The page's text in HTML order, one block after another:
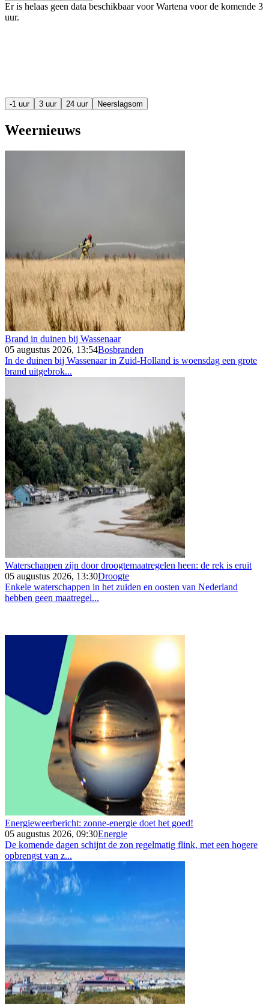
Er is helaas geen data beschikbaar voor Wartena voor de komende 3
uur.
-1 uur 3 uur 24 uur Neerslagsom
Weernieuws
Brand in duinen bij Wassenaar
05 augustus 2026, 13:54Bosbranden
In de duinen bij Wassenaar in Zuid-Holland is woensdag een grote
brand uitgebrok...
Waterschappen zijn door droogtemaatregelen heen: de rek is eruit
05 augustus 2026, 13:30Droogte
Enkele waterschappen in het zuiden en oosten van Nederland
hebben geen maatregel...
Energieweerbericht: zonne-energie doet het goed!
05 augustus 2026, 09:30Energie
De komende dagen schijnt de zon regelmatig flink, met een hogere
opbrengst van z...